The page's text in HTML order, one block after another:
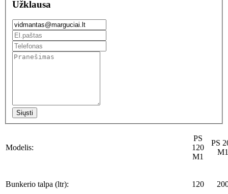
Užklausa
Siųsti
Modelis:
PS
120
M1
PS
M1
Bunkerio talpa (ltr): 120